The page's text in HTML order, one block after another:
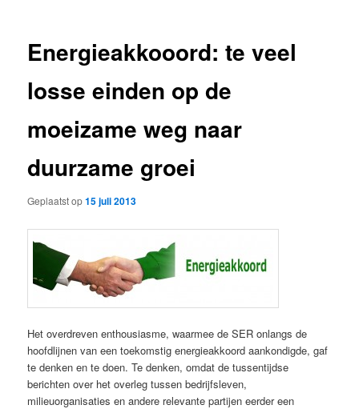
Energieakkooord: te veel
losse einden op de
moeizame weg naar
duurzame groei
Geplaatst op15 juli 2013
Het overdreven enthousiasme, waarmee de SER onlangs de
hoofdlijnen van een toekomstig energieakkoord aankondigde, gaf
te denken en te doen. Te denken, omdat de tussentijdse
berichten over het overleg tussen bedrijfsleven,
milieuorganisaties en andere relevante partijen eerder een